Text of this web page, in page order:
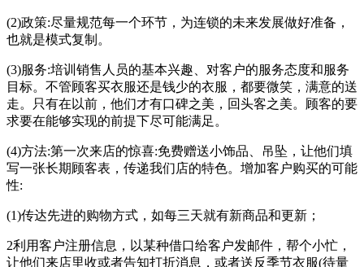
(2)政策:尽量规范每一个环节，为连锁的未来发展做好准备，
也就是模式复制。
(3)服务:培训销售人员的基本兴趣、对客户的服务态度和服务
目标。不管顾客买衣服还是钱少的衣服，都要微笑，满意的送
走。只有在以前，他们才有口碑之美，回头客之美。顾客的要
求要在能够实现的前提下尽可能满足。
(4)方法:第一次来店的惊喜:免费赠送小饰品、吊坠，让他们填
写一张长期顾客表，传递我们店的特色。增加客户购买的可能
性:
(1)传达先进的购物方式，如每三天就有新商品和更新；
2利用客户注册信息，以某种借口给客户发邮件，帮个小忙，
让他们来店里收或者告知打折消息，或者送反季节衣服(待量